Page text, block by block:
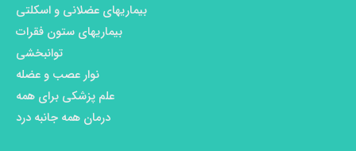
بیماریهای عضلانی و اسکلتی
بیماریهای ستون فقرات
توانبخشی
نوار عصب و عضله
علم پزشکی برای همه
درمان همه جانبه درد